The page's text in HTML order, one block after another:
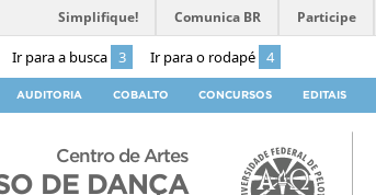
Ir para a busca 3 Ir para o rodapé 4
Simplifique! Comunica BR Participe
AUDITORIA COBALTO CONCURSOS EDITAIS
Centro de Artes
DE DANÇA